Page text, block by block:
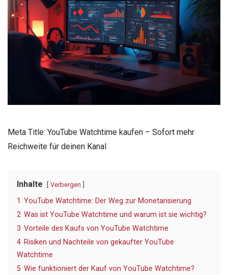
Meta Title: YouTube Watchtime kaufen – Sofort mehr
Reichweite für deinen Kanal
Inhalte Verbergen
1 YouTube Watchtime: Der Weg zur Monetarisierung
2 Was ist YouTube Watchtime und warum ist sie wichtig?
3 Vorteile des Kaufs von YouTube Watchtime
4 Risiken und Nachteile von gekaufter YouTube
Watchtime
5 Wie funktioniert der Kauf von YouTube Watchtime?